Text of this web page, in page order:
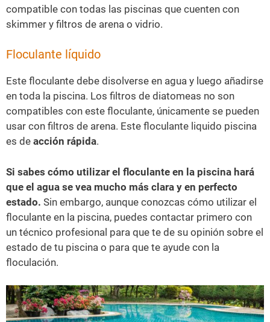
compatible con todas las piscinas que cuenten con
skimmer y filtros de arena o vidrio.
Floculante líquido
Este floculante debe disolverse en agua y luego añadirse
en toda la piscina. Los filtros de diatomeas no son
compatibles con este floculante, únicamente se pueden
usar con filtros de arena. Este floculante liquido piscina
es de acción rápida.
Si sabes cómo utilizar el floculante en la piscina hará
que el agua se vea mucho más clara y en perfecto
estado. Sin embargo, aunque conozcas cómo utilizar el
floculante en la piscina, puedes contactar primero con
un técnico profesional para que te de su opinión sobre el
estado de tu piscina o para que te ayude con la
floculación.